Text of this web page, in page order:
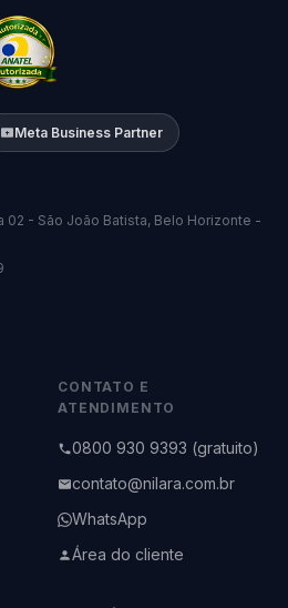
Meta Business Partner
02 - São João Batista, Belo Horizonte -
CONTATO E
ATENDIMENTO
0800 930 9393 (gratuito)
contato@nilara.com.br
WhatsApp
Área do cliente